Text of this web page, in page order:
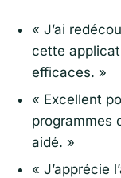
« J’ai
cette
efficaces. »
« Excellent
programmes
aidé. »
« J’apprécie